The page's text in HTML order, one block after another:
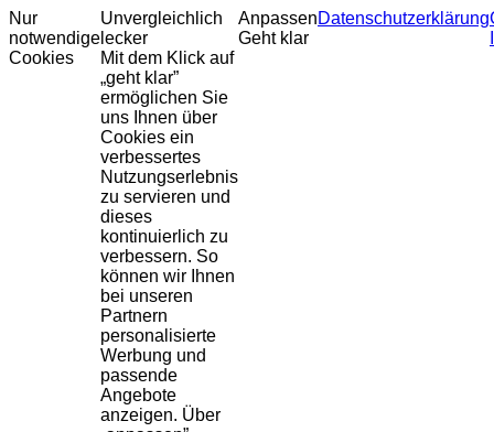
Nur
notwendige
Cookies
Unvergleichlich
lecker
Mit dem Klick auf
„geht klar”
ermöglichen Sie
uns Ihnen über
Cookies ein
verbessertes
Nutzungserlebnis
zu servieren und
dieses
kontinuierlich zu
verbessern. So
können wir Ihnen
bei unseren
Partnern
personalisierte
Werbung und
passende
Angebote
anzeigen. Über
Anpassen
Geht klar
Datenschutzerklärung